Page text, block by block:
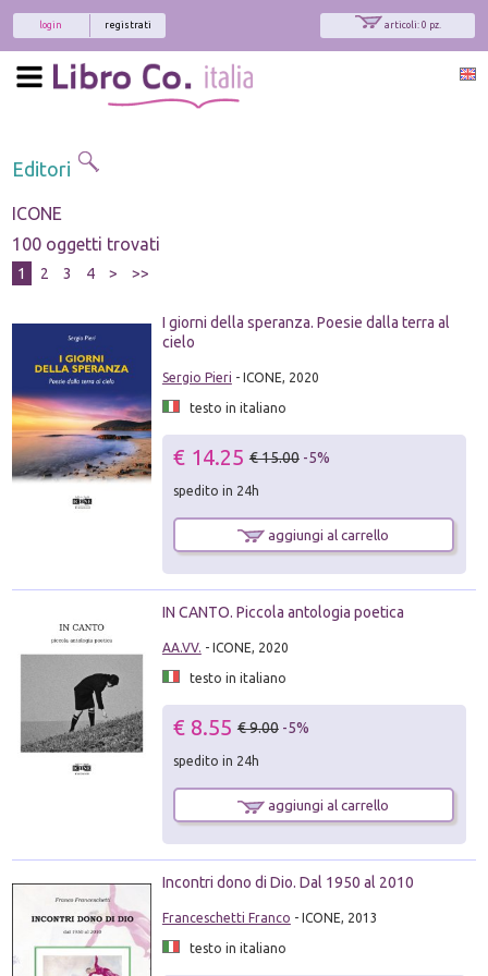
articoli: 0 pz.
registrati
login
Editori
ICONE
100 oggetti trovati
1 2 3 4 > >>
I giorni della speranza. Poesie dalla terra al
cielo
Sergio Pieri - ICONE, 2020
testo in italiano
€ 14.25 € 15.00 -5%
spedito in 24h
aggiungi al carrello
IN CANTO. Piccola antologia poetica
AA.VV. - ICONE, 2020
testo in italiano
€ 8.55 € 9.00 -5%
spedito in 24h
aggiungi al carrello
Incontri dono di Dio. Dal 1950 al 2010
Franceschetti Franco - ICONE, 2013
testo in italiano